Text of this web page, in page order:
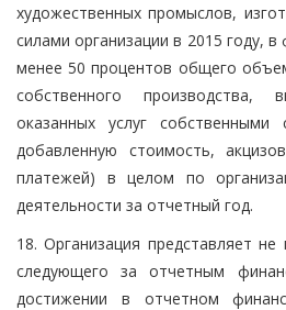
художественных промыслов,
силами организации в 2015 году, в
менее 50 процентов общего
собственного
оказанных услуг
добавленную стоимость,
платежей) в целом по
деятельности за отчетный год.
18. Организация представляет
следующего за отчетным
достижении в отчетном